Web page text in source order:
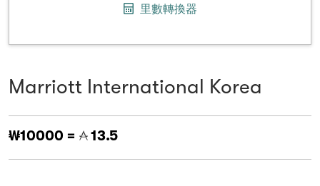
里數轉換器
Marriott International Korea
₩10000 = 13.5